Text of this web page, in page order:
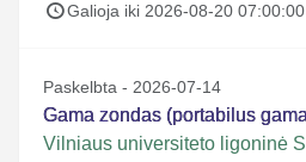
Galioja iki 2026-08-20 07:00:00
Paskelbta - 2026-07-14
Gama zondas (portabilus
Vilniaus universiteto ligoninė